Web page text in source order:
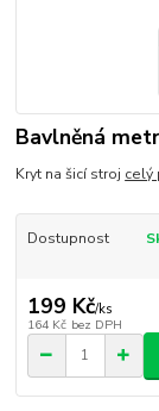
Bavlněná
Kryt na šicí stroj celý
Dostupnost
199 Kč/ks
164 Kč bez DPH